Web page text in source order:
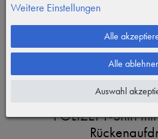
POLIZEI T-Shirt
Weitere Einstellungen
Alle
Alle
Auswahl